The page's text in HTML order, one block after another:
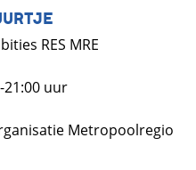
RES MRE
21:00 uur
Metropoolregio